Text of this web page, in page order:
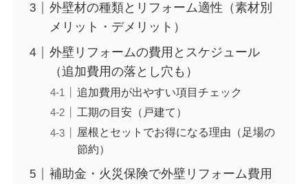
外壁材の種類とリフォーム適性（素材別
メリット・デメリット）
外壁リフォームの費用とスケジュール
（追加費用の落とし穴も）
追加費用が出やすい項目チェック
工期の目安（戸建て）
屋根とセットでお得になる理由（足場の
節約）
補助金・火災保険で外壁リフォーム費用